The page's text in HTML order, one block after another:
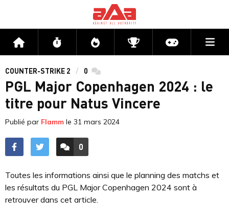
Accueil Flux Directs CompétitionsActu jeux
COUNTER-STRIKE 2 0 commentaires
PGL Major Copenhagen 2024 : le
titre pour Natus Vincere
Publié par Flamm le 31 mars 2024
ACCÉDER AUX
0
COMMENTAIRES
Toutes les informations ainsi que le planning des matchs et
les résultats du PGL Major Copenhagen 2024 sont à
retrouver dans cet article.